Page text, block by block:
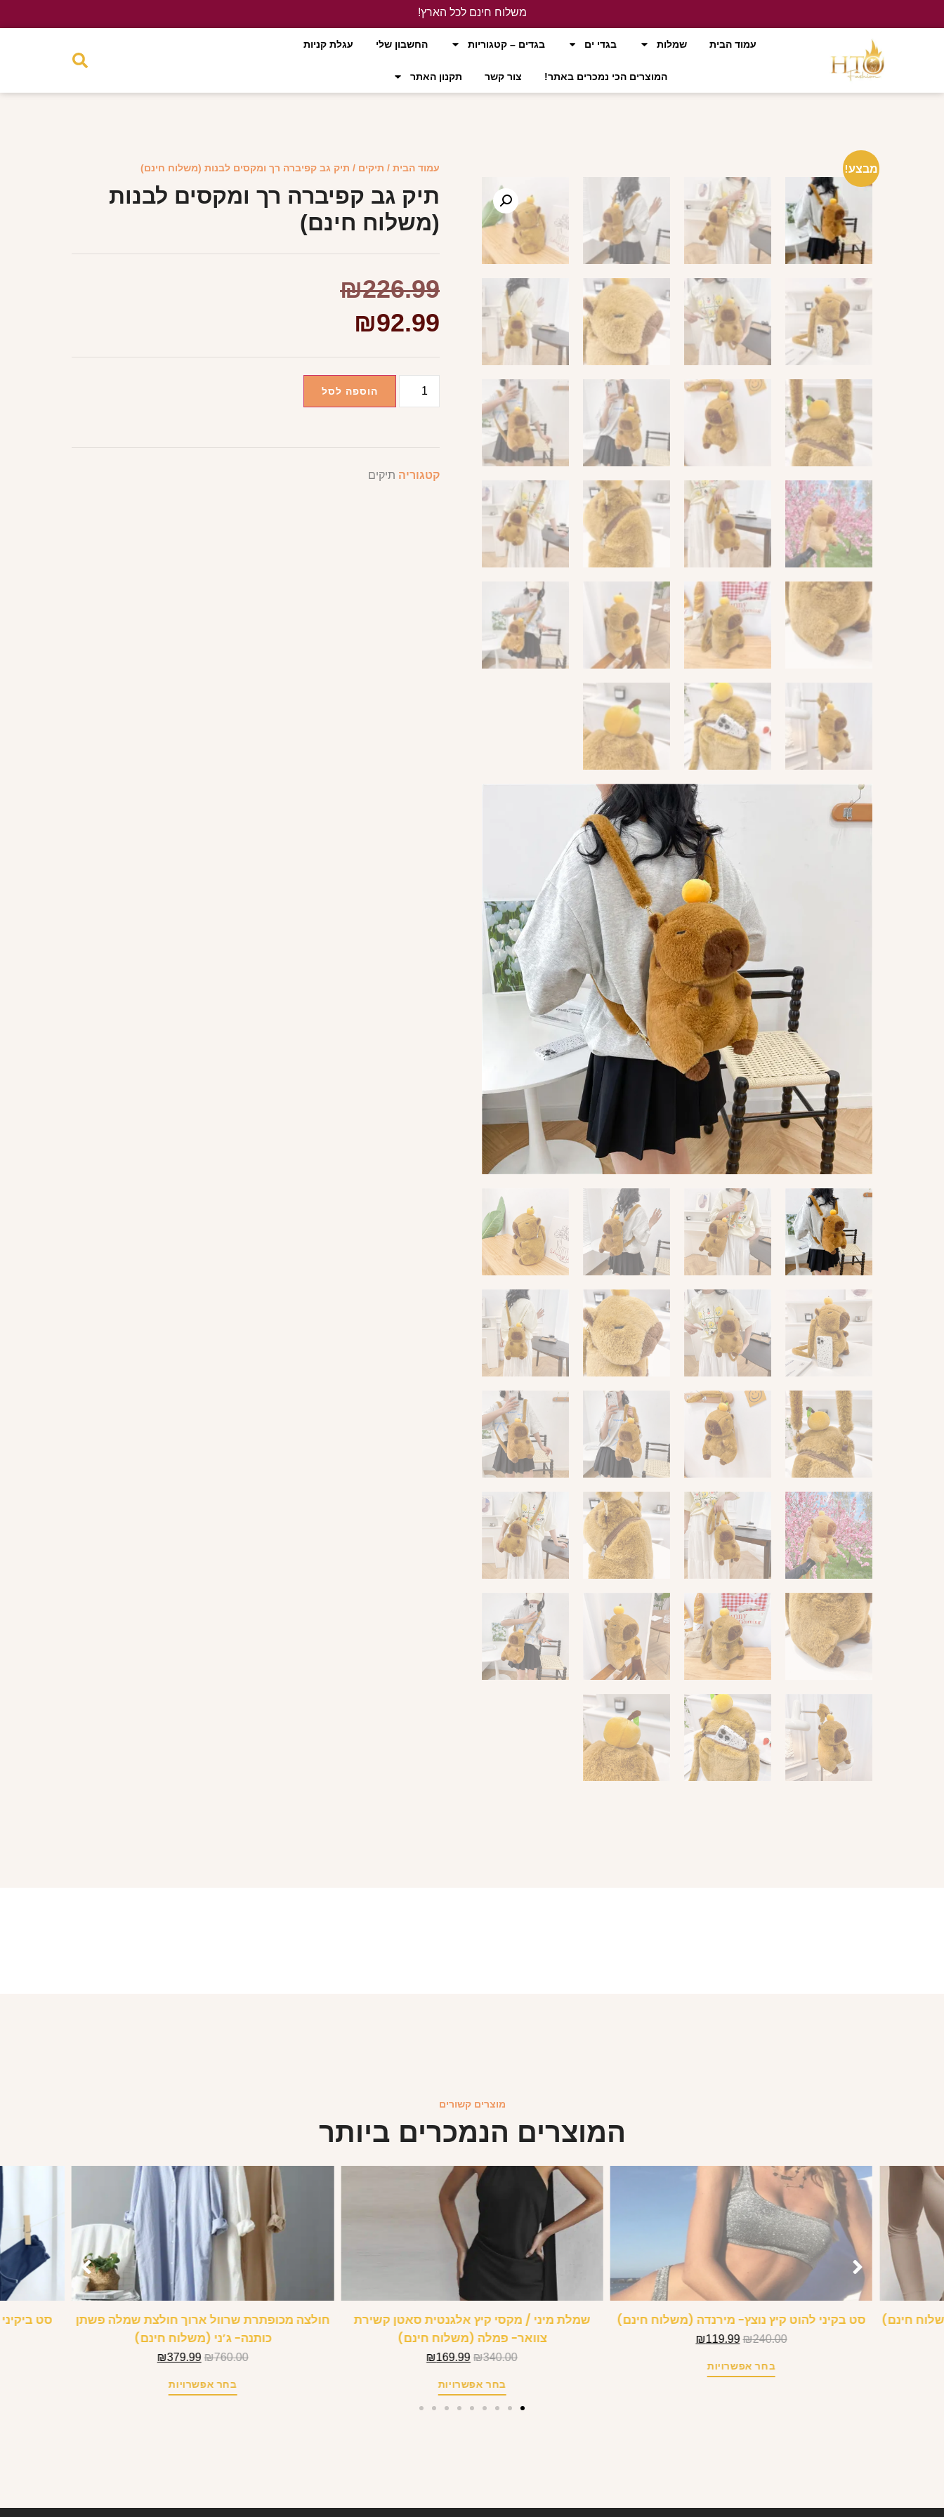
משלוח חינם לכל הארץ!
עמוד הבית
שמלות בגדי ים בגדים – קטגוריות החשבון שלי עגלת קניות
המוצרים הכי נמכרים באתר! צור קשר תקנון האתר
מבצע! עמוד הבית / תיקים / תיק גב קפיברה רך ומקסים לבנות (משלוח חינם)
תיק גב קפיברה רך ומקסים לבנות
(משלוח חינם)
₪226.99
₪92.99
הוספה לסל
קטגוריה תיקים
מוצרים קשורים
המוצרים הנמכרים ביותר
חינם) סט בקיני להוט קיץ נוצץ- מירנדה (משלוח חינם)
₪240.00
₪119.99
בחר אפשרויות
שמלת מיני / מקסי קיץ אלגנטית סאטן קשירת
צוואר- פמלה (משלוח חינם)
₪340.00
₪169.99
בחר אפשרויות
חולצה מכופתרת שרוול ארוך חולצת שמלה פשתן
כותנה- ג’ני (משלוח חינם)
₪760.00
₪379.99
בחר אפשרויות
סט